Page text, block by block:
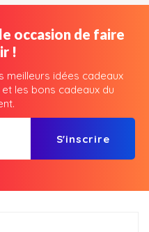
occasion de faire
!
meilleurs idées cadeaux
les bons cadeaux du
S'inscrire